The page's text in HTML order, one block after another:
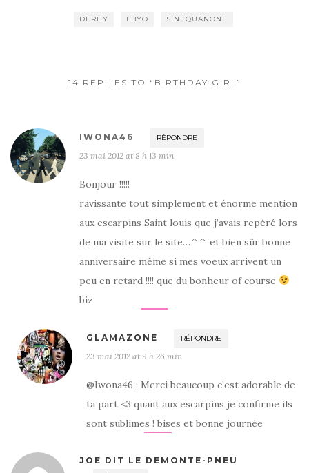
DERHY LBYO SINEQUANONE
14 REPLIES TO “BIRTHDAY GIRL”
IWONA46 RÉPONDRE
23 mai 2012 at 8 h 13 min
Bonjour !!!!!
ravissante tout simplement et énorme mention
aux escarpins Saint louis que j’avais repéré lors
de ma visite sur le site…^^ et bien sûr bonne
anniversaire même si mes voeux arrivent un
peu en retard !!!! que du bonheur of course
biz
GLAMAZONE RÉPONDRE
23 mai 2012 at 9 h 26 min
@Iwona46 : Merci beaucoup c’est adorable de
ta part <3 quant aux escarpins je confirme ils
sont sublimes ! bises et bonne journée
JOE DIT LE DEMONTE-PNEU